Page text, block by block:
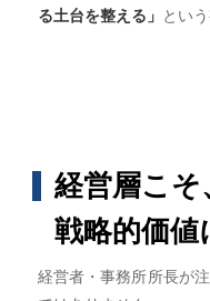
る土台を整える」 とい
経営層こそ
戦略的価値
経営者・事務所所長が